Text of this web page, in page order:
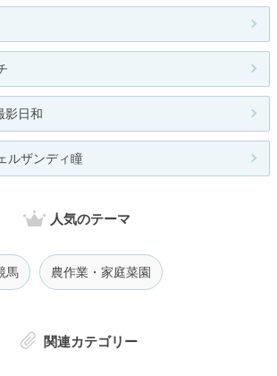
影日和
ルザンディ瞳
人気のテーマ
馬 農作業・家庭菜園
関連カテゴリー